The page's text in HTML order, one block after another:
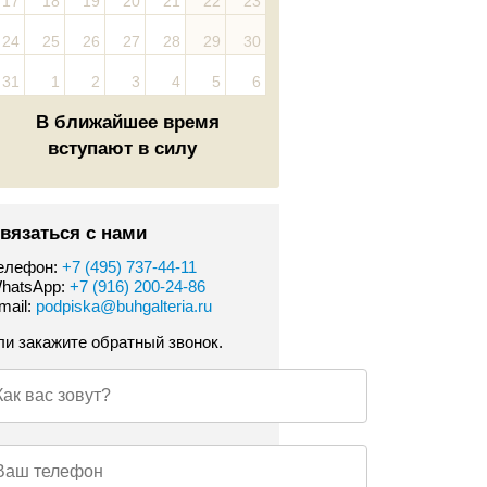
24 25 26 27 28 29 30
31 1 2 3 4 5 6
В ближайшее время
вступают в силу
с нами
+7 (495) 737-44-11
+7 (916) 200-24-86
podpiska@buhgalteria.ru
закажите обратный звонок.